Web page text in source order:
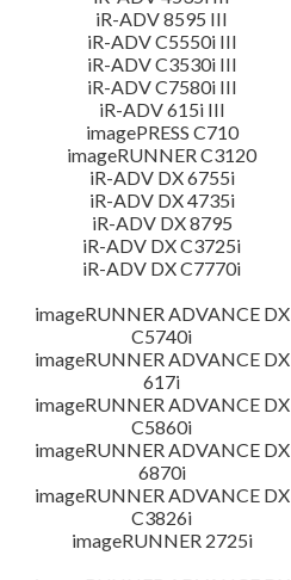
iR-ADV 8595 III
iR-ADV C5550i III
iR-ADV C3530i III
iR-ADV C7580i III
iR-ADV 615i III
imagePRESS C710
imageRUNNER C3120
iR-ADV DX 6755i
iR-ADV DX 4735i
iR-ADV DX 8795
iR-ADV DX C3725i
iR-ADV DX C7770i
imageRUNNER ADVANCE DX
C5740i
imageRUNNER ADVANCE DX
617i
imageRUNNER ADVANCE DX
C5860i
imageRUNNER ADVANCE DX
6870i
imageRUNNER ADVANCE DX
C3826i
imageRUNNER 2725i